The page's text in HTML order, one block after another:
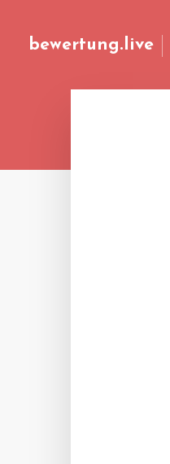
bewertung.live